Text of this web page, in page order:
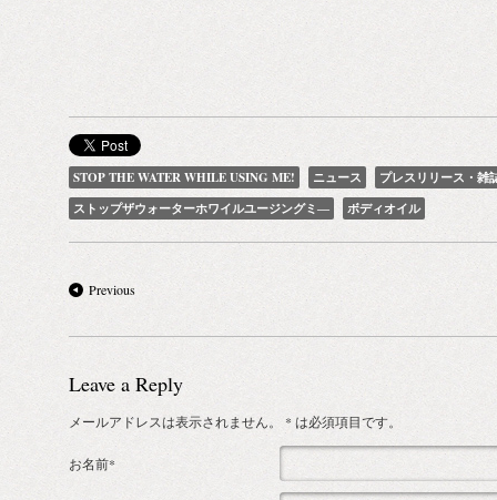
STOP THE WATER WHILE USING ME! ニュース
プレスリリース・雑
ストップザウォーターホワイルユージングミ―
ボディオイル
Previous
Leave a Reply
メールアドレスは表示されません。 * は必須項目です。
お名前*